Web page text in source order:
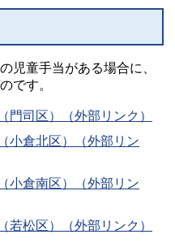
児童手当がある場合に、
です。
門司区）（外部リンク）
小倉北区）（外部リン
小倉南区）（外部リン
若松区）（外部リンク）